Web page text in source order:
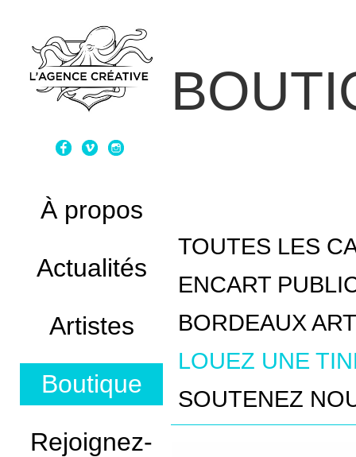
À propos
Actualités
Artistes
Boutique
Rejoignez-
TOUTES LES
ENCART
BORDEAUX
LOUEZ UNE
SOUTENEZ